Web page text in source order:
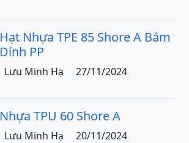
Hạt Nhựa TPE 85 Shore A Bám
Dính PP
Lưu Minh Hạ 27/11/2024
Nhựa TPU 60 Shore A
Lưu Minh Hạ 20/11/2024